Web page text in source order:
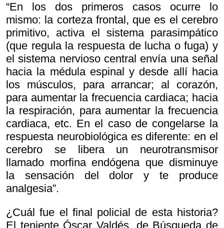
“En los dos primeros casos ocurre lo
mismo: la corteza frontal, que es el cerebro
primitivo, activa el sistema parasimpático
(que regula la respuesta de lucha o fuga) y
el sistema nervioso central envía una señal
hacia la médula espinal y desde allí hacia
los músculos, para arrancar; al corazón,
para aumentar la frecuencia cardiaca; hacia
la respiración, para aumentar la frecuencia
cardiaca, etc. En el caso de congelarse la
respuesta neurobiológica es diferente: en el
cerebro se libera un neurotransmisor
llamado morfina endógena que disminuye
la sensación del dolor y te produce
analgesia”.
¿Cuál fue el final policial de esta historia?
El teniente Óscar Valdés, de Búsqueda de